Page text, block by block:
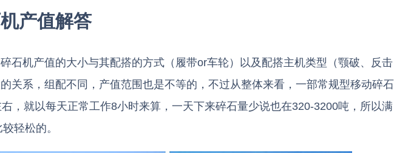
产值解答
石机产值的大小与其配搭的方式（履带or车轮）以及配搭主机类型（颚破、反击
关系，组配不同，产值范围也是不等的，不过从整体来看，一部常规型移动碎石
，就以每天正常工作8小时来算，一天下来碎石量少说也在320-3200吨，所以满
轻松的。